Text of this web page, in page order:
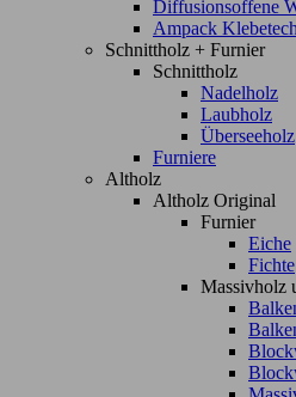
Diffusionsoffene
Ampack
Schnittholz + Furnier
Schnittholz
Nadelholz
Laubholz
Überseeholz
Furniere
Altholz
Altholz Original
Furnier
Eiche
Fichte
Massivholz